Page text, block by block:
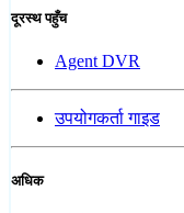
दूरस्थ पहुँच
Agent DVR
उपयोगकर्ता गाइड
अधिक